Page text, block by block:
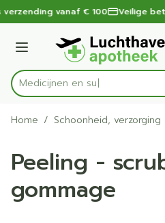
Ga naar de inhoud
1 van 1 vanaf € 100 Veilige
Menu
Product, merk, categorie...
Home / Schoonheid, verzorging
Peeling -
gommage